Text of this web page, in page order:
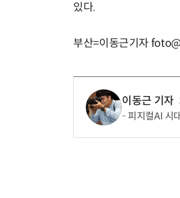
있다.
부산=이동근기자
이동근 기자
피지컬AI 시